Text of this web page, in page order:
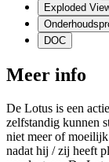
Exploded
DOC
Meer info
De Lotus is een
zelfstandig kunnen
niet meer of
nadat hij / zij heeft